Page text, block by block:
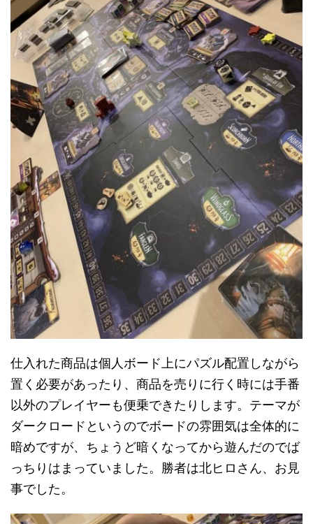
仕入れた商品は個人ボード上にパズル配置しながら
置く必要があったり、商品を売りに行く時には手番
以外のプレイヤーも便乗できたりします。テーマが
ダークロードというのでボードの雰囲気は全体的に
暗めですが、ちょうど暗くなってから遊んだのでば
っちりはまっていました。勝者は北ヒロさん、お見
事でした。